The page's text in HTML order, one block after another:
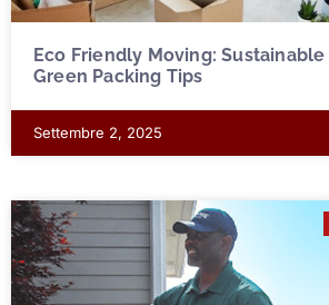
Eco Friendly Moving:
Green Packing Tips
Settembre 2, 2025